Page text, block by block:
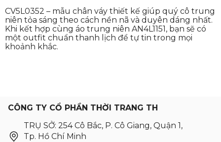
CV5L0352 – mẫu chân váy thiết kế giúp quý cô trung
niên tỏa sáng theo cách nền nã và duyên dáng nhất.
Khi kết hợp cùng áo trung niên AN4L1151, bạn sẽ có
một outfit chuẩn thanh lịch để tự tin trong mọi
khoảnh khắc.
CÔNG TY CỔ PHẦN THỜI TRANG TH
TRỤ SỞ: 254 Cô Bắc, P. Cô Giang, Quận 1,
Tp. Hồ Chí Minh